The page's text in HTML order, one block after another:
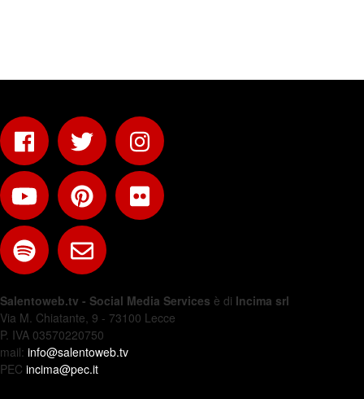
Salentoweb.tv - Social Media Services è di Incima srl
Via M. Chiatante, 9 - 73100 Lecce
P. IVA 03570220750
mail: info@salentoweb.tv
PEC incima@pec.it